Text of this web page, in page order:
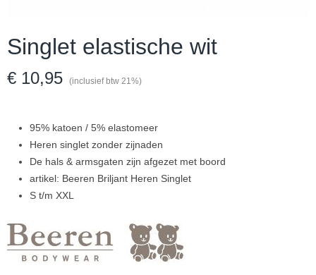
Singlet elastische wit
€ 10,95 (inclusief btw 21%)
95% katoen / 5% elastomeer
Heren singlet zonder zijnaden
De hals & armsgaten zijn afgezet met boord
artikel: Beeren Briljant Heren Singlet
S t/m XXL